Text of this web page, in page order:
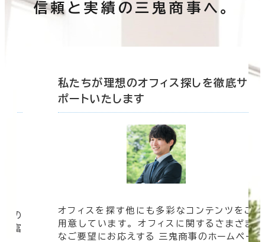
信頼と実績の三鬼商事へ。
の
豊富
私たちが理想のオフィス探しを徹底サ
ポートいたします
オフィスを探す他にも多彩なコンテンツをご
用意しています。 オフィスに関するさまざま
なご要望にお応えする 三鬼商事のホームペー